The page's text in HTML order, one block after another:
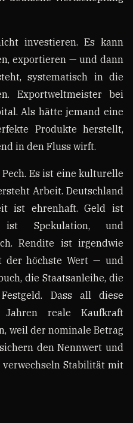
investieren. Es kann
exportieren — und dann
systematisch in die
Exportweltmeister bei
Als hätte jemand eine
Produkte herstellt,
in den Fluss wirft.
Es ist eine kulturelle
Arbeit. Deutschland
ist ehrenhaft. Geld ist
ist Spekulation, und
Rendite ist irgendwie
der höchste Wert — und
die Staatsanleihe, die
Dass all diese
Jahren reale Kaufkraft
weil der nominale Betrag
den Nennwert und
Stabilität mit